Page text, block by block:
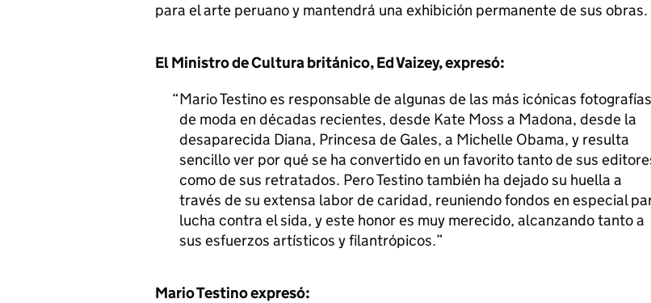
para el arte peruano y mantendrá una exhibición permanente de sus obras.
El Ministro de Cultura británico, Ed Vaizey, expresó:
Mario Testino es responsable de algunas de las más icónicas fotografías
de moda en décadas recientes, desde Kate Moss a Madona, desde la
desaparecida Diana, Princesa de Gales, a Michelle Obama, y resulta
sencillo ver por qué se ha convertido en un favorito tanto de sus
como de sus retratados. Pero Testino también ha dejado su huella a
través de su extensa labor de caridad, reuniendo fondos en especial
lucha contra el sida, y este honor es muy merecido, alcanzando tanto a
sus esfuerzos artísticos y filantrópicos.
Mario Testino expresó: